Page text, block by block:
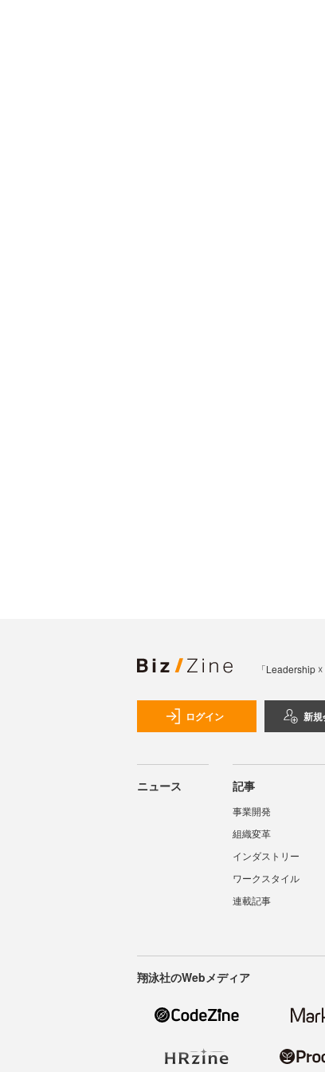
「Leadership
ログイン 新
ニュース 記事
事業開発
組織変革
インダストリー
ワークスタイル
連載記事
翔泳社のWebメディア